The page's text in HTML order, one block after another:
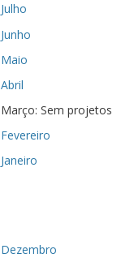
Julho
Junho
Maio
Abril
Março: Sem projetos
Fevereiro
Janeiro
Dezembro